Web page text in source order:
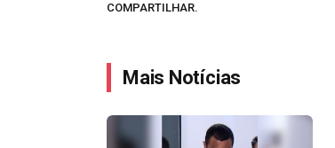
COMPARTILHAR.
Mais Notícias